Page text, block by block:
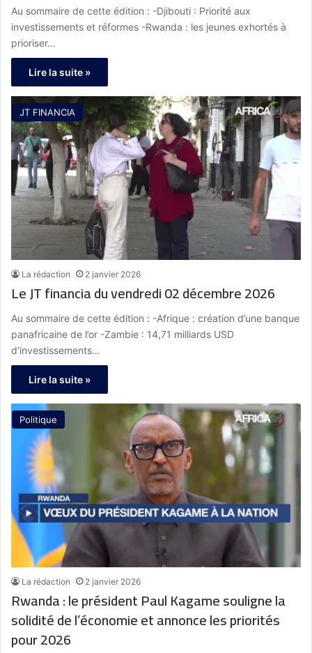
Au sommaire de cette édition : -Djibouti : Priorité aux
investissements et réformes -Rwanda : les jeunes exhortés à
prioriser…
Lire la suite »
JT FINANCIA
La rédaction 2 janvier 2026
Le JT financia du vendredi 02 décembre 2026
Au sommaire de cette édition : -Afrique : création d’une banque
panafricaine de l’or -Zambie : 14,71 milliards USD
d’investissements…
Lire la suite »
Politique
La rédaction 2 janvier 2026
Rwanda : le président Paul Kagame souligne la
solidité de l’économie et annonce les priorités
pour 2026